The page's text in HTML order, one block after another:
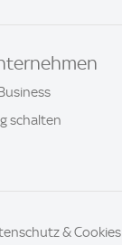
schalten
& Cookies